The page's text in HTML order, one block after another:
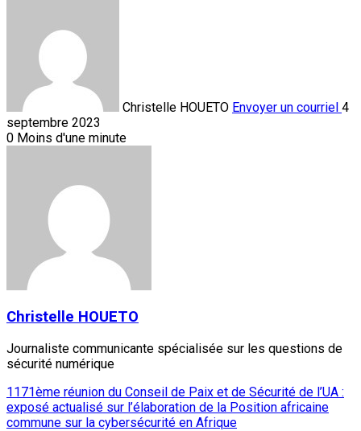
Christelle HOUETO Envoyer un courriel 4
septembre 2023
0 Moins d'une minute
Christelle HOUETO
Journaliste communicante spécialisée sur les questions de
sécurité numérique
1171ème réunion du Conseil de Paix et de Sécurité de l’UA :
exposé actualisé sur l’élaboration de la Position africaine
commune sur la cybersécurité en Afrique